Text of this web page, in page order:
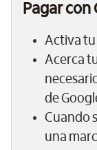
Pagar con
Activa
Acerca
de
Cuando
una